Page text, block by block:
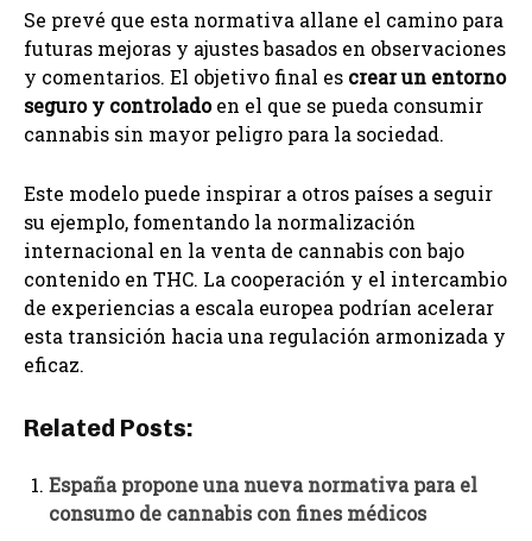
Se prevé que esta normativa allane el camino para
futuras mejoras y ajustes basados en observaciones
y comentarios. El objetivo final es crear un entorno
seguro y controladoen el que se pueda consumir
cannabis sin mayor peligro para la sociedad.
Este modelo puede inspirar a otros países a seguir
su ejemplo, fomentando la normalización
internacional en la venta de cannabis con bajo
contenido en THC. La cooperación y el intercambio
de experiencias a escala europea podrían acelerar
esta transición hacia una regulación armonizada y
eficaz.
Related Posts:
España propone una nueva normativa para el
consumo de cannabis con fines médicos